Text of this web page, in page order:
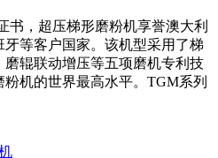
书，超压梯形磨粉机享誉澳大利
牙等客户国家。该机型采用了梯
辊联动增压等五项磨机专利技
机的世界最高水平。TGM系列